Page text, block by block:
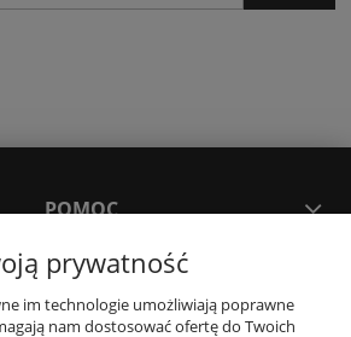
POMOC
MOJE KONTO
prywatność
im technologie umożliwiają poprawne
nam dostosować ofertę do Twoich